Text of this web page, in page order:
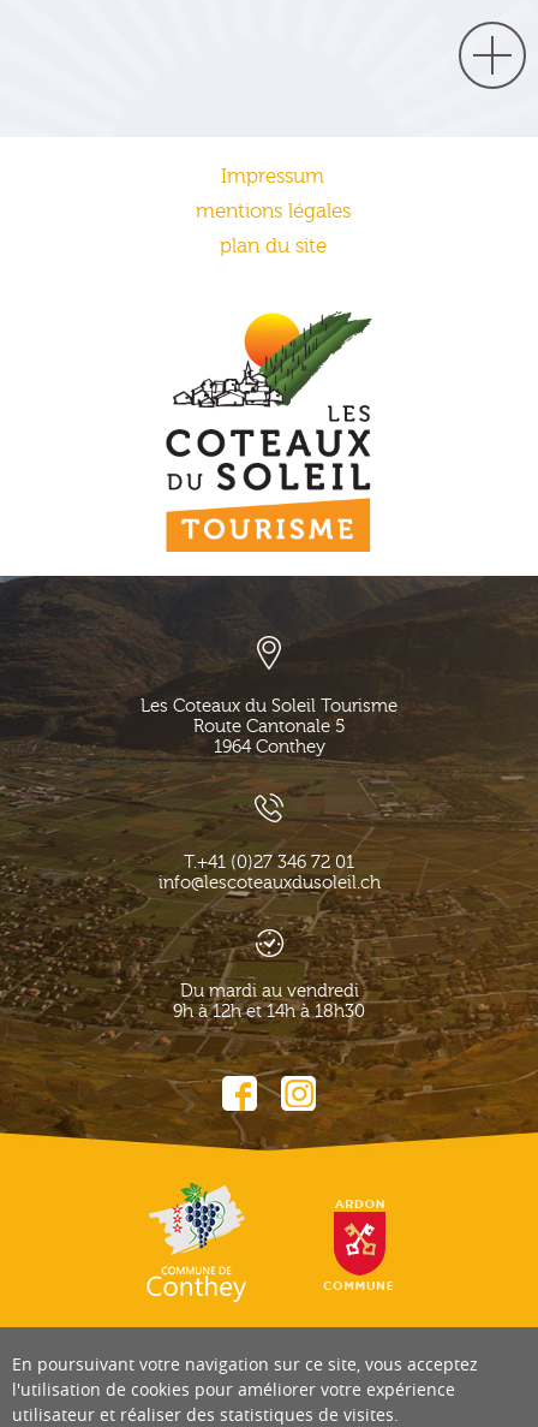
Impressum
mentions légales
plan du site
Les Coteaux du Soleil Tourisme
Route Cantonale 5
1964 Conthey
T.+41 (0)27 346 72 01
info@lescoteauxdusoleil.ch
Du mardi au vendredi
9h à 12h et 14h à 18h30
En poursuivant votre navigation sur ce site, vous acceptez
l'utilisation de cookies pour améliorer votre expérience
utilisateur et réaliser des statistiques de visites.